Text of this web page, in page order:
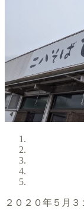
２０２０年５月